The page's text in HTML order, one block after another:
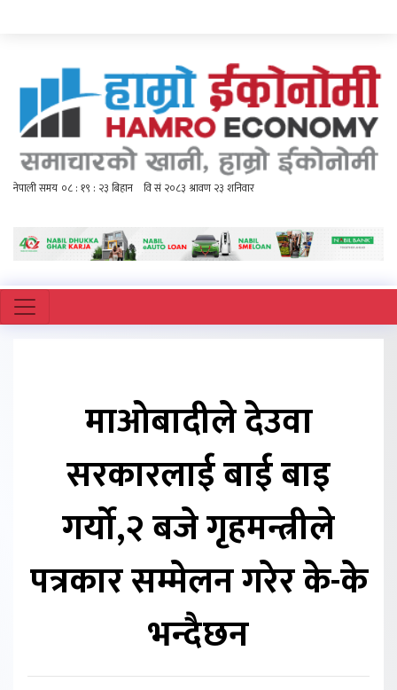
माओबादीले देउवा
सरकारलाई बाई बाइ
गर्यो,२ बजे गृहमन्त्रीले
पत्रकार सम्मेलन गरेर के-के
भन्दैछन